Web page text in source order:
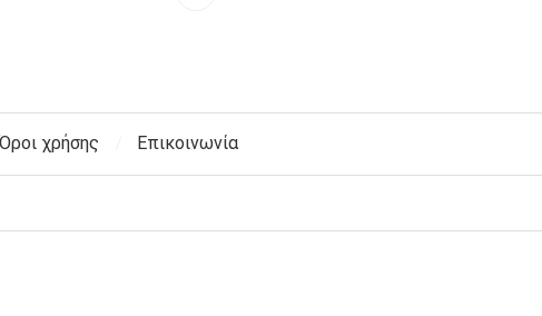
χρήσης Επικοινωνία